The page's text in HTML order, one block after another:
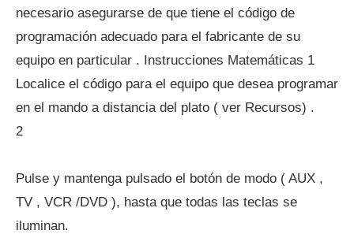
necesario asegurarse de que tiene el código de
programación adecuado para el fabricante de su
equipo en particular . Instrucciones Matemáticas 1
Localice el código para el equipo que desea programar
en el mando a distancia del plato ( ver Recursos) .
2
Pulse y mantenga pulsado el botón de modo ( AUX ,
TV , VCR /DVD ), hasta que todas las teclas se
iluminan.